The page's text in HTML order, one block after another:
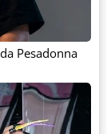
Pesadonna